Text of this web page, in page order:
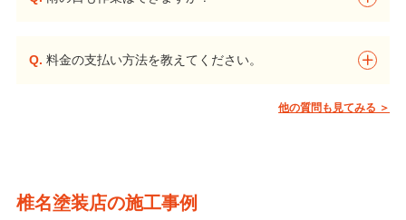
Q. 料金の支払い方法を教えてください。
他の質問も見てみる ＞
椎名塗装店の施工事例